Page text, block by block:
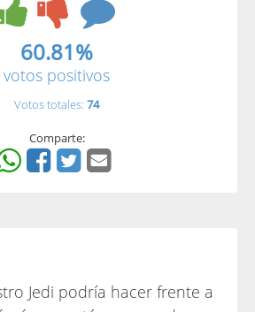
60.81%
votos positivos
Votos totales: 74
Comparte:
Jedi podría hacer frente a